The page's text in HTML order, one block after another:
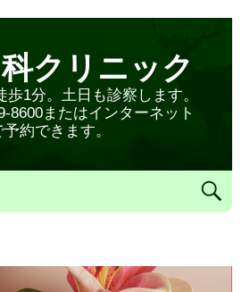
クリニック
歩1分。土日も診察します。
8600またはインターネット
予約できます。